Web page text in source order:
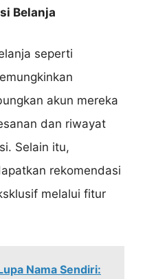
Belanja
seperti
akun mereka
dan riwayat
Selain itu,
rekomendasi
melalui fitur
Nama Sendiri: